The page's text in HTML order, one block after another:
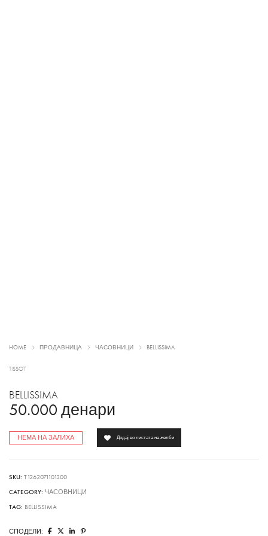
HOME ПРОДАВНИЦА ЧАСОВНИЦИ BELLISSIMA
TISSOT
BELLISSIMA
50.000 денари
НЕМА НА ЗАЛИХА Додај во листата на желби
SKU: T1262071101300
CATEGORY: ЧАСОВНИЦИ
TAG: BELLISSIMA
СПОДЕЛИ: